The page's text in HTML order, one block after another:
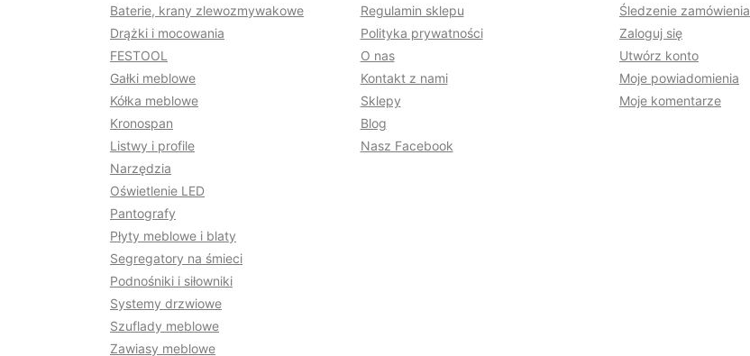
Baterie, krany zlewozmywakowe
Drążki i mocowania
FESTOOL
Gałki meblowe
Kółka meblowe
Kronospan
Listwy i profile
Narzędzia
Oświetlenie LED
Pantografy
Płyty meblowe i blaty
Segregatory na śmieci
Podnośniki i siłowniki
Systemy drzwiowe
Szuflady meblowe
Zawiasy meblowe
Regulamin sklepu
Polityka prywatności
O nas
Kontakt z nami
Sklepy
Blog
Nasz Facebook
Śledzenie zamówienia
Zaloguj się
Utwórz konto
Moje powiadomienia
Moje komentarze